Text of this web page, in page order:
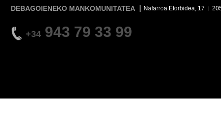
DEBAGOIENEKO MANKOMUNITATEA Nafarroa Etorbidea, 17
+34 943 79 33 99